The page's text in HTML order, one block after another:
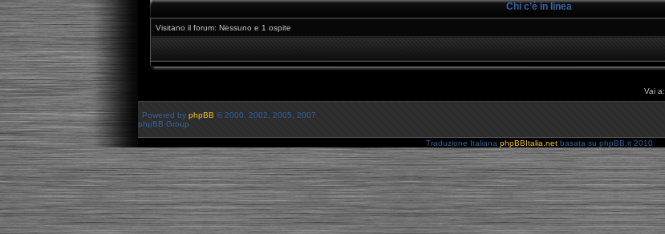
Chi c’è in linea
Visitano il forum: Nessuno e 1 ospite
Vai a:
Powered by phpBB © 2000, 2002, 2005, 2007
phpBB Group
Traduzione Italiana phpBBItalia.netbasata su phpBB.it 2010